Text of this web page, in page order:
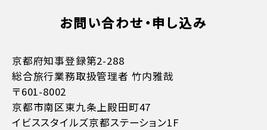
お支払方法詳細はこちら
お問い合わせ・申し込み
京都府知事登録第2-288
総合旅行業務取扱管理者 竹内雅哉
〒601-8002
京都市南区東九条上殿田町47
イビススタイルズ京都ステーション1F